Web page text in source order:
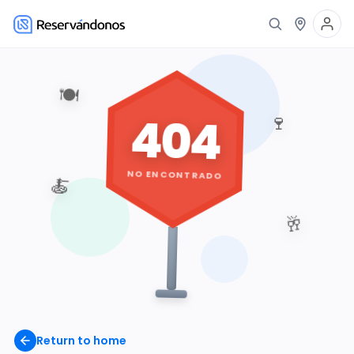
Return to home
🍽️
🍷
🥂
🍝
404
NO ENCONTRADO